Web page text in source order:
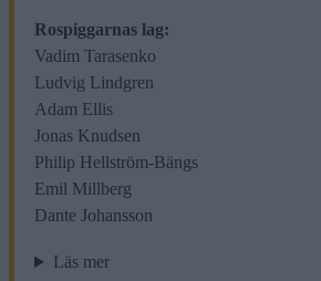
Rospiggarnas lag:
Vadim Tarasenko
Ludvig Lindgren
Adam Ellis
Jonas Knudsen
Philip Hellström-Bängs
Emil Millberg
Dante Johansson
Läs mer